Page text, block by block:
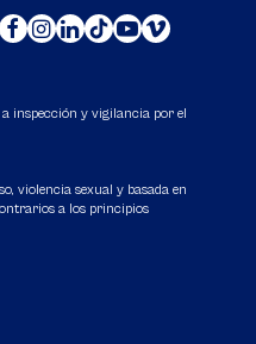
inspección y vigilancia por el
violencia sexual y basada en
a los principios